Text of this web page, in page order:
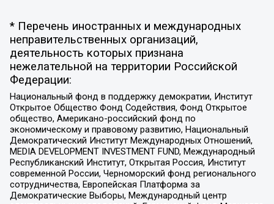
* Перечень иностранных и международных
неправительственных организаций,
деятельность которых признана
нежелательной на территории Российской
Федерации:
Национальный фонд в поддержку демократии, Институт
Открытое Общество Фонд Содействия, Фонд Открытое
общество, Американо-российский фонд по
экономическому и правовому развитию, Национальный
Демократический Институт Международных Отношений,
MEDIA DEVELOPMENT INVESTMENT FUND, Международный
Республиканский Институт, Открытая Россия, Институт
современной России, Черноморский фонд регионального
сотрудничества, Европейская Платформа за
Демократические Выборы, Международный центр